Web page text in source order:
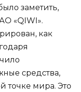
заметить,
«QIWI».
как
средства,
точке мира. Это